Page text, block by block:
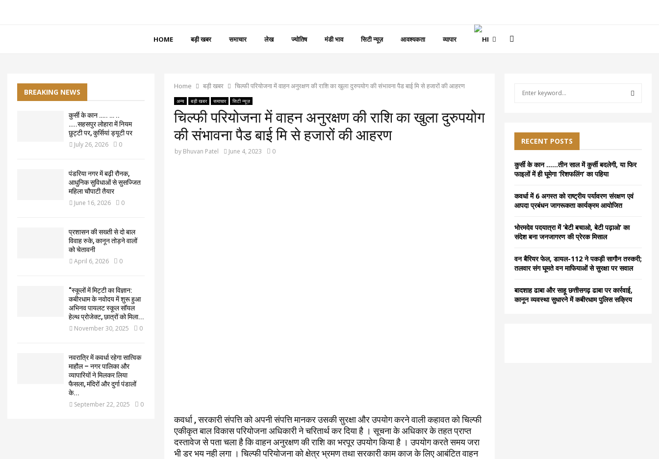
HOME बड़ी खबर समाचार लेख ज्योतिष मंडी भाव सिटी न्यूज़ आवश्यकता व्यापार
Home बड़ी खबर चिल्फी परियोजना में वाहन अनुरक्षण की राशि का खुला दुरुपयोग की संभावना पैड बाई मि से हजारों की आहरण
अन्य बड़ी खबर समाचार सिटी न्यूज़
चिल्फी परियोजना में वाहन अनुरक्षण की राशि का खुला दुरुपयोग
की संभावना पैड बाई मि से हजारों की आहरण
by Bhuvan Patel June 4, 2023 0
कवर्धा , सरकारी संपत्ति को अपनी संपत्ति मानकर उसकी सुरक्षा और उपयोग करने वाली कहावत को चिल्फी
एकीकृत बाल विकास परियोजना अधिकारी ने चरितार्थ कर दिया है । सूचना के अधिकार के तहत प्राप्त
दस्तावेज से पता चला है कि वाहन अनुरक्षण की राशि का भरपूर उपयोग किया है । उपयोग करते समय जरा
भी डर भय नही लगा । चिल्फी परियोजना को क्षेत्र भ्रमण तथा सरकारी काम काज के लिए आबंटित वाहन
BREAKING NEWS
कुर्सी के कान ….. … ..
…..सहसपुर लोहारा में नियम
छुट्टी पर, कुर्सियां ड्यूटी पर
July 26, 2026 0
पंडरिया नगर में बढ़ी रौनक,
आधुनिक सुविधाओं से सुसज्जित
महिला चौपाटी तैयार
June 16, 2026 0
प्रशासन की सख्ती से दो बाल
विवाह रुके, कानून तोड़ने वालों
को चेतावनी
April 6, 2026 0
“स्कूलों में मिट्टी का विज्ञान:
कबीरधाम के नवोदय में शुरू हुआ
अभिनव पायलट स्कूल सॉयल
हेल्थ प्रोजेक्ट, छात्रों को मिला...
November 30, 2025 0
नवरात्रि में कवर्धा रहेगा सात्विक
माहौल – नगर पालिका और
व्यापारियों ने मिलकर लिया
फैसला, मंदिरों और दुर्गा पंडालों
के...
September 22, 2025 0
f
o
r
C
RECENT POSTS
कुर्सी के कान ……तीन साल में कुर्सी बदलेगी, या फिर
फाइलों में ही घूमेगा ‘रिशफलिंग’ का पहिया
कवर्धा में 6 अगस्त को राष्ट्रीय पर्यावरण संरक्षण एवं
आपदा प्रबंधन जागरूकता कार्यक्रम आयोजित
भोरमदेव पदयात्रा में ‘बेटी बचाओ, बेटी पढ़ाओ’ का
संदेश बना जनजागरण की प्रेरक मिसाल
वन बैरियर फेल, डायल-112 ने पकड़ी सागौन तस्करी;
तलवार संग घूमते वन माफियाओं से सुरक्षा पर सवाल
बादशाह ढाबा और साहू छत्तीसगढ़ ढाबा पर कार्रवाई,
कानून व्यवस्था सुधारने में कबीरधाम पुलिस सक्रिय